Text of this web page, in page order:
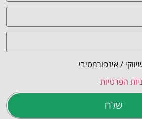
/ אינפורמטיבי
הפרטיות
שלח